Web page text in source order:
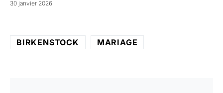
30 janvier 2026
BIRKENSTOCK MARIAGE